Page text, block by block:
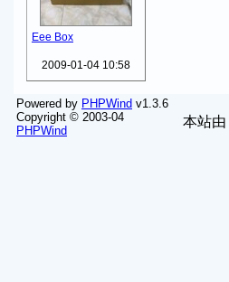
Eee Box
2009-01-04 10:58
Powered by PHPWind v1.3.6
Copyright © 2003-04
PHPWind
本站由